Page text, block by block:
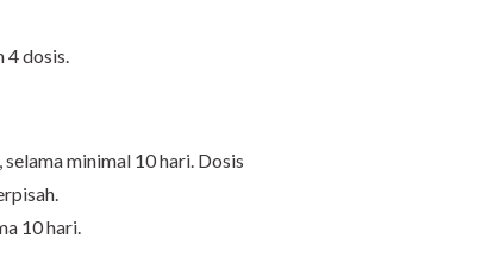
4 dosis.
minimal 10 hari. Dosis
10 hari.